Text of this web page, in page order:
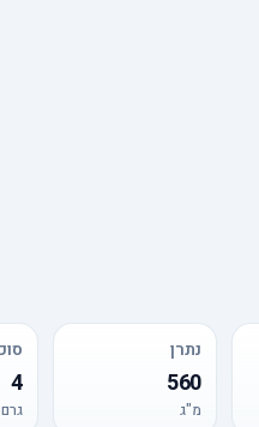
נתרן
560
מ"ג
4
גרם